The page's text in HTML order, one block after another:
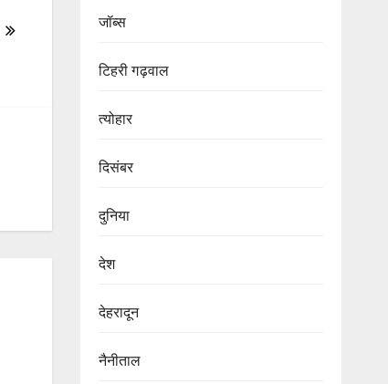
जॉब्स
टिहरी गढ़वाल
त्योहार
दिसंबर
दुनिया
देश
देहरादून
नैनीताल